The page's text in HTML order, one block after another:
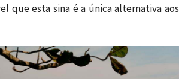
que esta sina é a única alternativa aos